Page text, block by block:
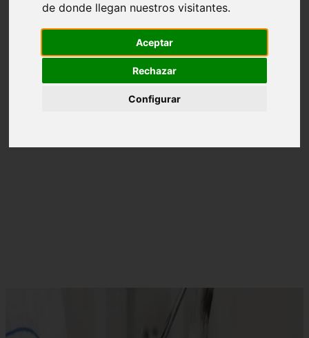
de donde llegan nuestros visitantes.
Aceptar
Rechazar
Configurar